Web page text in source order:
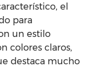
el
para
un estilo
colores claros,
destaca mucho